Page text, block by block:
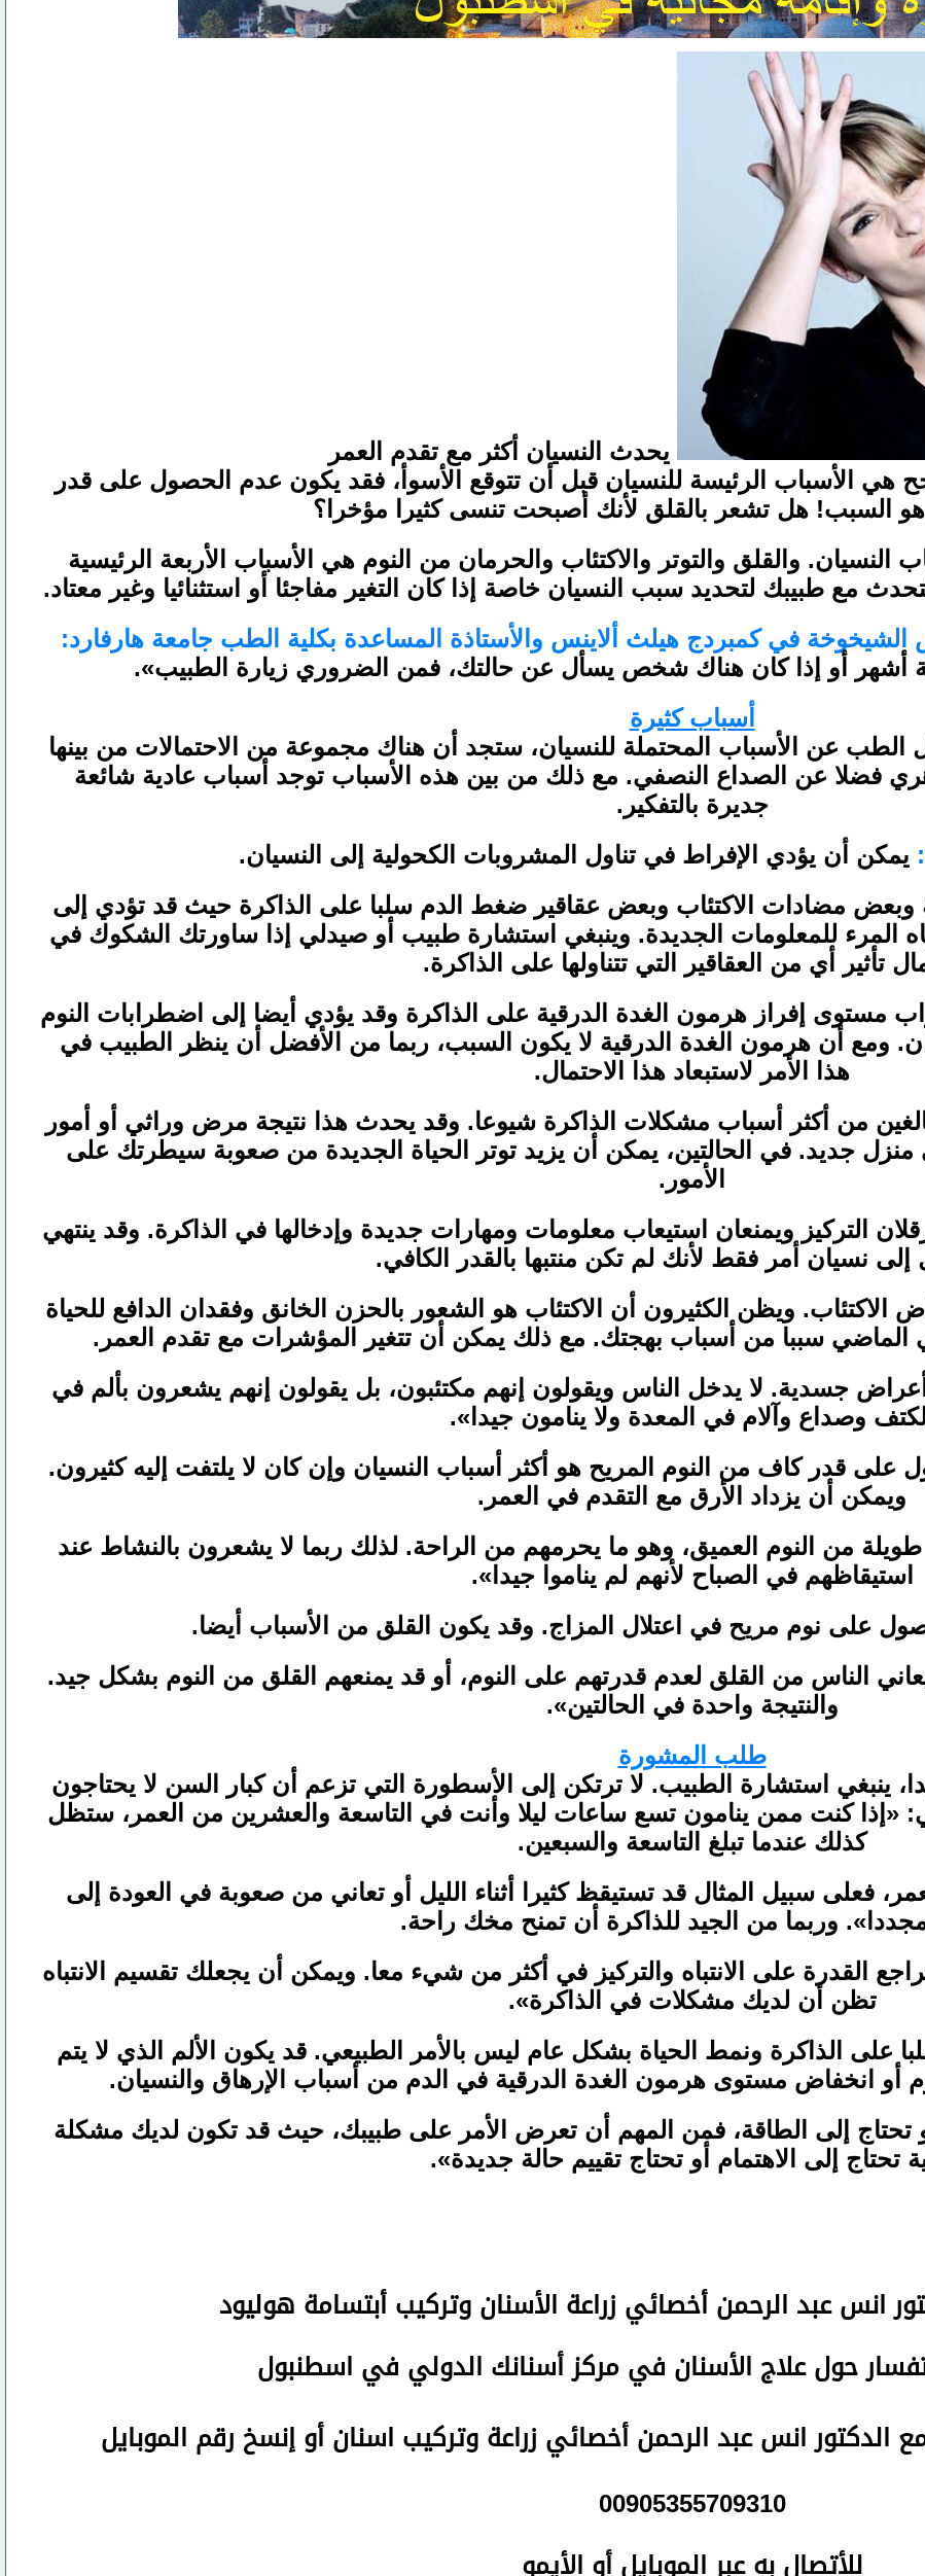
يحدث النسيان أكثر مع تقدم العمر
هي الأسباب الرئيسة للنسيان قبل أن تتوقع الأسوأ، فقد يكون عدم الحصول على قدر
السبب! هل تشعر بالقلق لأنك أصبحت تنسى كثيرا مؤخرا؟
والقلق والتوتر والاكتئاب والحرمان من النوم هي الأسباب الأربعة الرئيسية
مع طبيبك لتحديد سبب النسيان خاصة إذا كان التغير مفاجئا أو استثنائيا وغير معتاد.
الشيخوخة في كمبردج هيلث ألاينس والأستاذة المساعدة بكلية الطب جامعة هارفارد:
أشهر أو إذا كان هناك شخص يسأل عن حالتك، فمن الضروري زيارة الطبيب».
أسباب كثيرة
عن الأسباب المحتملة للنسيان، ستجد أن هناك مجموعة من الاحتمالات من بينها
فضلا عن الصداع النصفي. مع ذلك من بين هذه الأسباب توجد أسباب عادية شائعة
جديرة بالتفكير.
يمكن أن يؤدي الإفراط في تناول المشروبات الكحولية إلى النسيان.
وبعض مضادات الاكتئاب وبعض عقاقير ضغط الدم سلبا على الذاكرة حيث قد تؤدي إلى
المرء للمعلومات الجديدة. وينبغي استشارة طبيب أو صيدلي إذا ساورتك الشكوك في
تأثير أي من العقاقير التي تتناولها على الذاكرة.
مستوى إفراز هرمون الغدة الدرقية على الذاكرة وقد يؤدي أيضا إلى اضطرابات النوم
ومع أن هرمون الغدة الدرقية لا يكون السبب، ربما من الأفضل أن ينظر الطبيب في
هذا الأمر لاستبعاد هذا الاحتمال.
من أكثر أسباب مشكلات الذاكرة شيوعا. وقد يحدث هذا نتيجة مرض وراثي أو أمور
منزل جديد. في الحالتين، يمكن أن يزيد توتر الحياة الجديدة من صعوبة سيطرتك على
الأمور.
التركيز ويمنعان استيعاب معلومات ومهارات جديدة وإدخالها في الذاكرة. وقد ينتهي
إلى نسيان أمر فقط لأنك لم تكن منتبها بالقدر الكافي.
الاكتئاب. ويظن الكثيرون أن الاكتئاب هو الشعور بالحزن الخانق وفقدان الدافع للحياة
في الماضي سببا من أسباب بهجتك. مع ذلك يمكن أن تتغير المؤشرات مع تقدم العمر.
أعراض جسدية. لا يدخل الناس ويقولون إنهم مكتئبون، بل يقولون إنهم يشعرون بألم في
الكتف وصداع وآلام في المعدة ولا ينامون جيدا».
قدر كاف من النوم المريح هو أكثر أسباب النسيان وإن كان لا يلتفت إليه كثيرون.
ويمكن أن يزداد الأرق مع التقدم في العمر.
طويلة من النوم العميق، وهو ما يحرمهم من الراحة. لذلك ربما لا يشعرون بالنشاط عند
استيقاظهم في الصباح لأنهم لم يناموا جيدا».
على نوم مريح في اعتلال المزاج. وقد يكون القلق من الأسباب أيضا.
الناس من القلق لعدم قدرتهم على النوم، أو قد يمنعهم القلق من النوم بشكل جيد.
والنتيجة واحدة في الحالتين».
طلب المشورة
ينبغي استشارة الطبيب. لا ترتكن إلى الأسطورة التي تزعم أن كبار السن لا يحتاجون
«إذا كنت ممن ينامون تسع ساعات ليلا وأنت في التاسعة والعشرين من العمر، ستظل
كذلك عندما تبلغ التاسعة والسبعين.
فعلى سبيل المثال قد تستيقظ كثيرا أثناء الليل أو تعاني من صعوبة في العودة إلى
مجددا». وربما من الجيد للذاكرة أن تمنح مخك راحة.
القدرة على الانتباه والتركيز في أكثر من شيء معا. ويمكن أن يجعلك تقسيم الانتباه
تظن أن لديك مشكلات في الذاكرة».
على الذاكرة ونمط الحياة بشكل عام ليس بالأمر الطبيعي. قد يكون الألم الذي لا يتم
أو انخفاض مستوى هرمون الغدة الدرقية في الدم من أسباب الإرهاق والنسيان.
تحتاج إلى الطاقة، فمن المهم أن تعرض الأمر على طبيبك، حيث قد تكون لديك مشكلة
تحتاج إلى الاهتمام أو تحتاج تقييم حالة جديدة».
انس عبد الرحمنأخصائي زراعة الأسنان وتركيب أبتسامة هوليود
حول علاج الأسنان في مركز أسنانك الدولي في اسطنبول
الدكتور انس عبد الرحمن أخصائي زراعة وتركيب اسنانأوإنسخ رقم الموبايل
00905355709310
للأتصالبه عبر الموبايل أو الأيمو